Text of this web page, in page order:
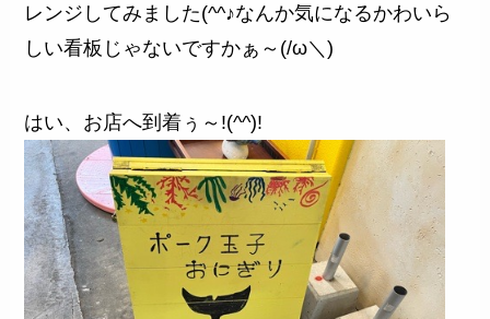
レンジしてみました(^^♪なんか気になるかわいら
しい看板じゃないですかぁ～(/ω＼)
はい、お店へ到着ぅ～!(^^)!